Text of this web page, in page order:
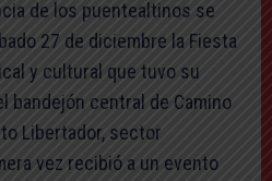
de los puentealtinos se
27 de diciembre la Fiesta
y cultural que tuvo su
bandejón central de Camino
Libertador, sector
vez recibió a un evento